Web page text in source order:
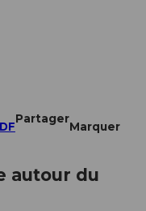
Partager
Marquer
autour du